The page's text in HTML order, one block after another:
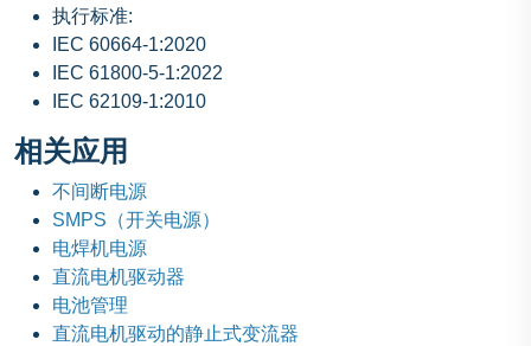
执行标准:
IEC 60664-1:2020
IEC 61800-5-1:2022
IEC 62109-1:2010
相关应用
不间断电源
SMPS（开关电源）
电焊机电源
直流电机驱动器
电池管理
直流电机驱动的静止式变流器